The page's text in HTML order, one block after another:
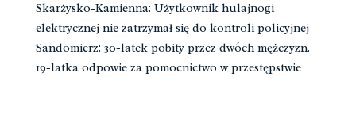
Skarżysko-Kamienna: Użytkownik hulajnogi
elektrycznej nie zatrzymał się do kontroli policyjnej
Sandomierz: 30-latek pobity przez dwóch mężczyzn.
19-latka odpowie za pomocnictwo w przestępstwie